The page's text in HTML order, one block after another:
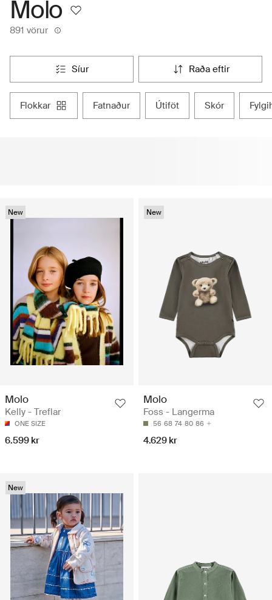
Molo
891 vörur
síur raða eftir
flokkar fatnaður útiföt skór
New
Molo
Kelly - Treflar
ONE SIZE
6.599 kr
New
Molo
Foss - Langerma
56 68 74 80 86
4.629 kr
New